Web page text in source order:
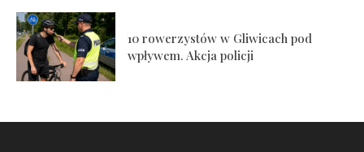
10 rowerzystów w Gliwicach pod
wpływem. Akcja policji